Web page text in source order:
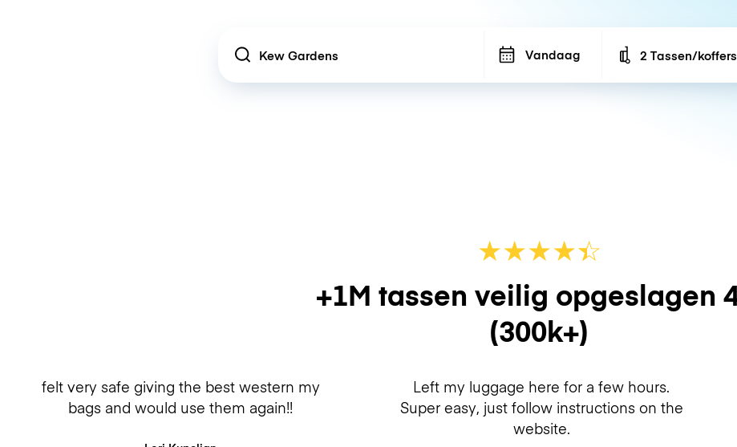
Location Vandaag Number of bags
2 Tassen/koffers
★★★★☆
★
+1M tassen veilig opgeslagen
(300k+)
felt very safe giving the best western my
bags and would use them again!!
Left my luggage here for a few hours.
Super easy, just follow instructions on the
website.